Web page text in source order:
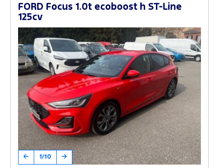
FORD Focus 1.0t ecoboost h ST-Line
125cv
1/10